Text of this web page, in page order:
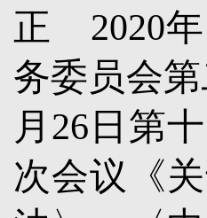
正 2020年
务委员会
月 26 日第
次会议《